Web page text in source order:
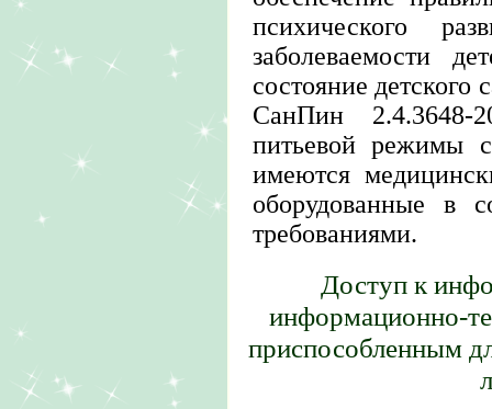
психического
заболеваемости
состояние детского
СанПин 2.4.3648-
питьевой режимы
имеются
оборудованные в
требованиями.
Доступ к
информационно-
приспособленным